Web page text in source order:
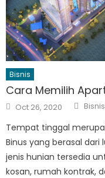
Bisnis
Cara Memilih
Posted
on
Oct 26, 2020 Author
Bisnis
Tempat tinggal
Binus yang berasal
jenis hunian tersedia
kosan, rumah kontrak,